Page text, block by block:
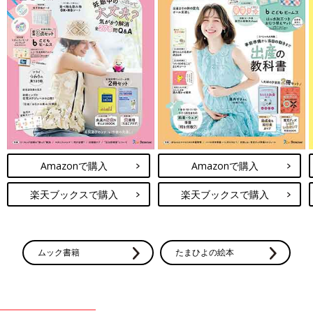
Amazonで購入
楽天ブックスで購入
Amazonで購入
楽天ブックスで購入
ムック書籍 たまひよの絵本